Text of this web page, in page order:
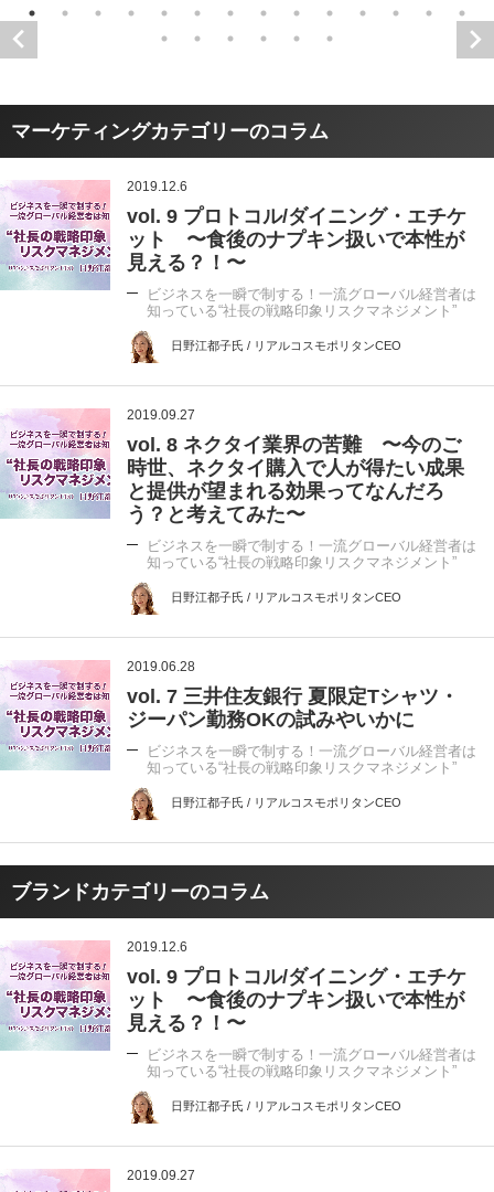
マーケティングカテゴリーのコラム
2019.12.6
vol. 9 プロトコル/ダイニング・エチケ
ット 〜食後のナプキン扱いで本性が
見える？！〜
ビジネスを一瞬で制する！一流グローバル経営者は
知っている“社長の戦略印象リスクマネジメント”
日野江都子氏 / リアルコスモポリタンCEO
2019.09.27
vol. 8 ネクタイ業界の苦難 〜今のご
時世、ネクタイ購入で人が得たい成果
と提供が望まれる効果ってなんだろ
う？と考えてみた〜
ビジネスを一瞬で制する！一流グローバル経営者は
知っている“社長の戦略印象リスクマネジメント”
日野江都子氏 / リアルコスモポリタンCEO
2019.06.28
vol. 7 三井住友銀行 夏限定Tシャツ・
ジーパン勤務OKの試みやいかに
ビジネスを一瞬で制する！一流グローバル経営者は
知っている“社長の戦略印象リスクマネジメント”
日野江都子氏 / リアルコスモポリタンCEO
ブランドカテゴリーのコラム
2019.12.6
vol. 9 プロトコル/ダイニング・エチケ
ット 〜食後のナプキン扱いで本性が
見える？！〜
ビジネスを一瞬で制する！一流グローバル経営者は
知っている“社長の戦略印象リスクマネジメント”
日野江都子氏 / リアルコスモポリタンCEO
2019.09.27